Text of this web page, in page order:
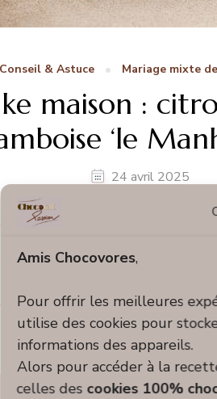
Amis Chocovores,
Pour offrir les meilleures
utilise des cookies pour
informations des appareils.
Alors pour accéder à la
celles des cookies 100%
Conseil & Astuce Mariage mixte
maison :
‘le
24 avril 2025
idées de dessert pour les